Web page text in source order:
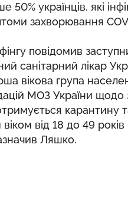
50% українців, які
захворювання
повідомив
санітарний лікар
вікова група
МОЗ України щодо
від 18 до 49
Ляшко.